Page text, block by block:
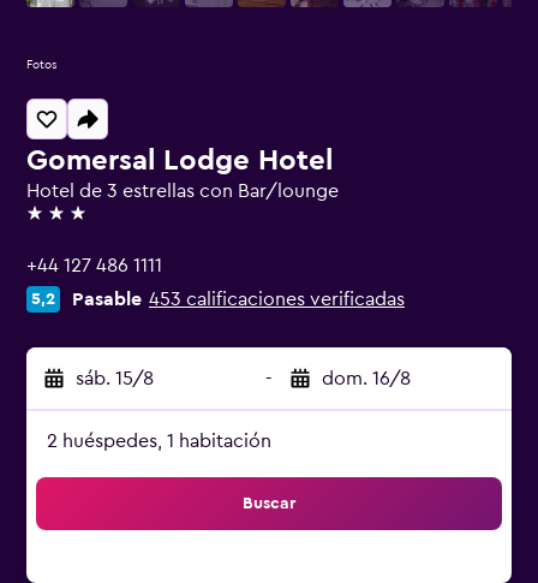
Gomersal Lodge Hotel
Hotel de 3 estrellas con Bar/lounge
3 estrellas
+44 127 486 1111
5,2 Pasable 453 calificaciones verificadas
sáb. 15/8 - dom. 16/8
2 huéspedes, 1 habitación
Buscar
Fotos